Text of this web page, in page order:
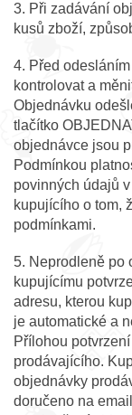
3. Při zadávání
kusů zboží,
4. Před
kontrolovat a
Objednávku
tlačítko
objednávce jsou
Podmínkou
povinných údajů
kupujícího o tom,
podmínkami.
5. Neprodleně po
kupujícímu
adresu, kterou
je automatické a
Přílohou
prodávajícího.
objednávky
doručeno na